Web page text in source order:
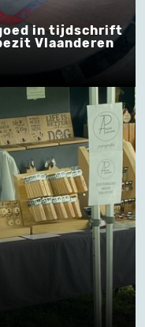
in tijdschrift
Vlaanderen